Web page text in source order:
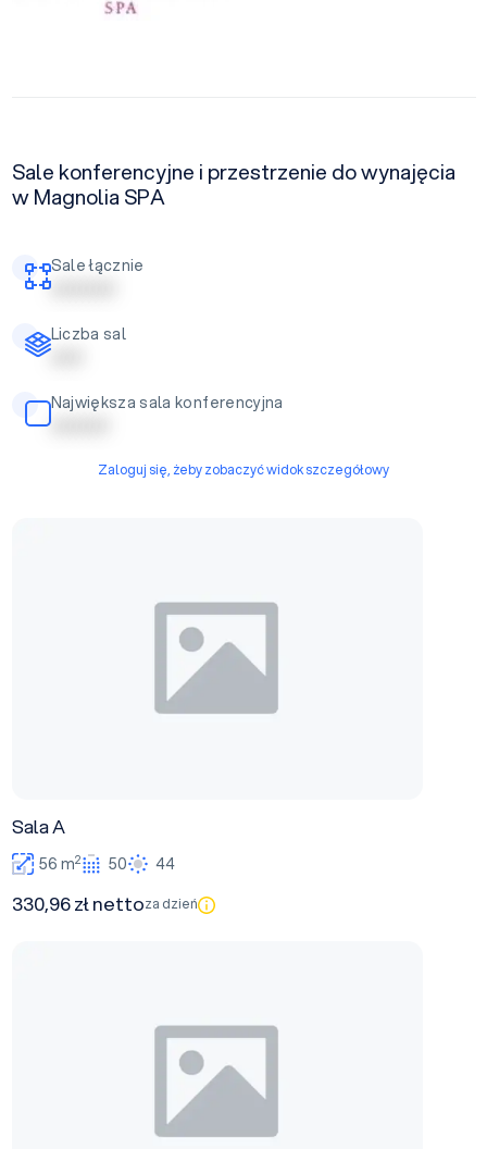
Sale konferencyjne i przestrzenie do wynajęcia
w Magnolia SPA
Sale łącznie
| | | | | | | | | |
Liczba sal
| | | | |
Największa sala konferencyjna
| | | | | | | | |
Zaloguj się, żeby zobaczyć widok szczegółowy
Sala A
56 m2 50 44
330,96 zł nettoza dzień